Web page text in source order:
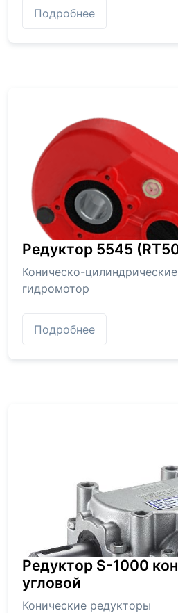
Подробнее
Редуктор 5545
Коническо-
гидромотор
Подробнее
Редуктор S-1000
угловой
Конические редукторы